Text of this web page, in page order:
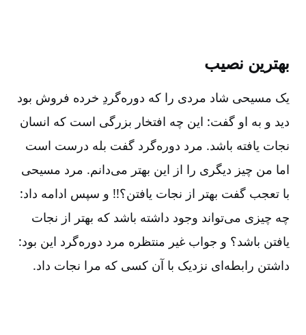
بهترین نصیب‌
یک مسیحی شاد مردی را که دوره‌گردِ خرده فروش بود
دید و به او گفت‌: این چه افتخار بزرگی است که انسان
نجات یافته باشد. مرد دوره‌گرد گفت بله درست است
اما من چیز دیگری را از این بهتر می‌دانم‌. مرد مسیحی
با تعجب گفت بهتر از نجات یافتن‌؟!! و سپس ادامه داد:
چه چیزی می‌تواند وجود داشته باشد که بهتر از نجات
یافتن باشد؟ و جواب غیر منتظره مرد دوره‌گرد این بود:
داشتن رابطه‌ای نزدیک با آن کسی که مرا نجات داد.